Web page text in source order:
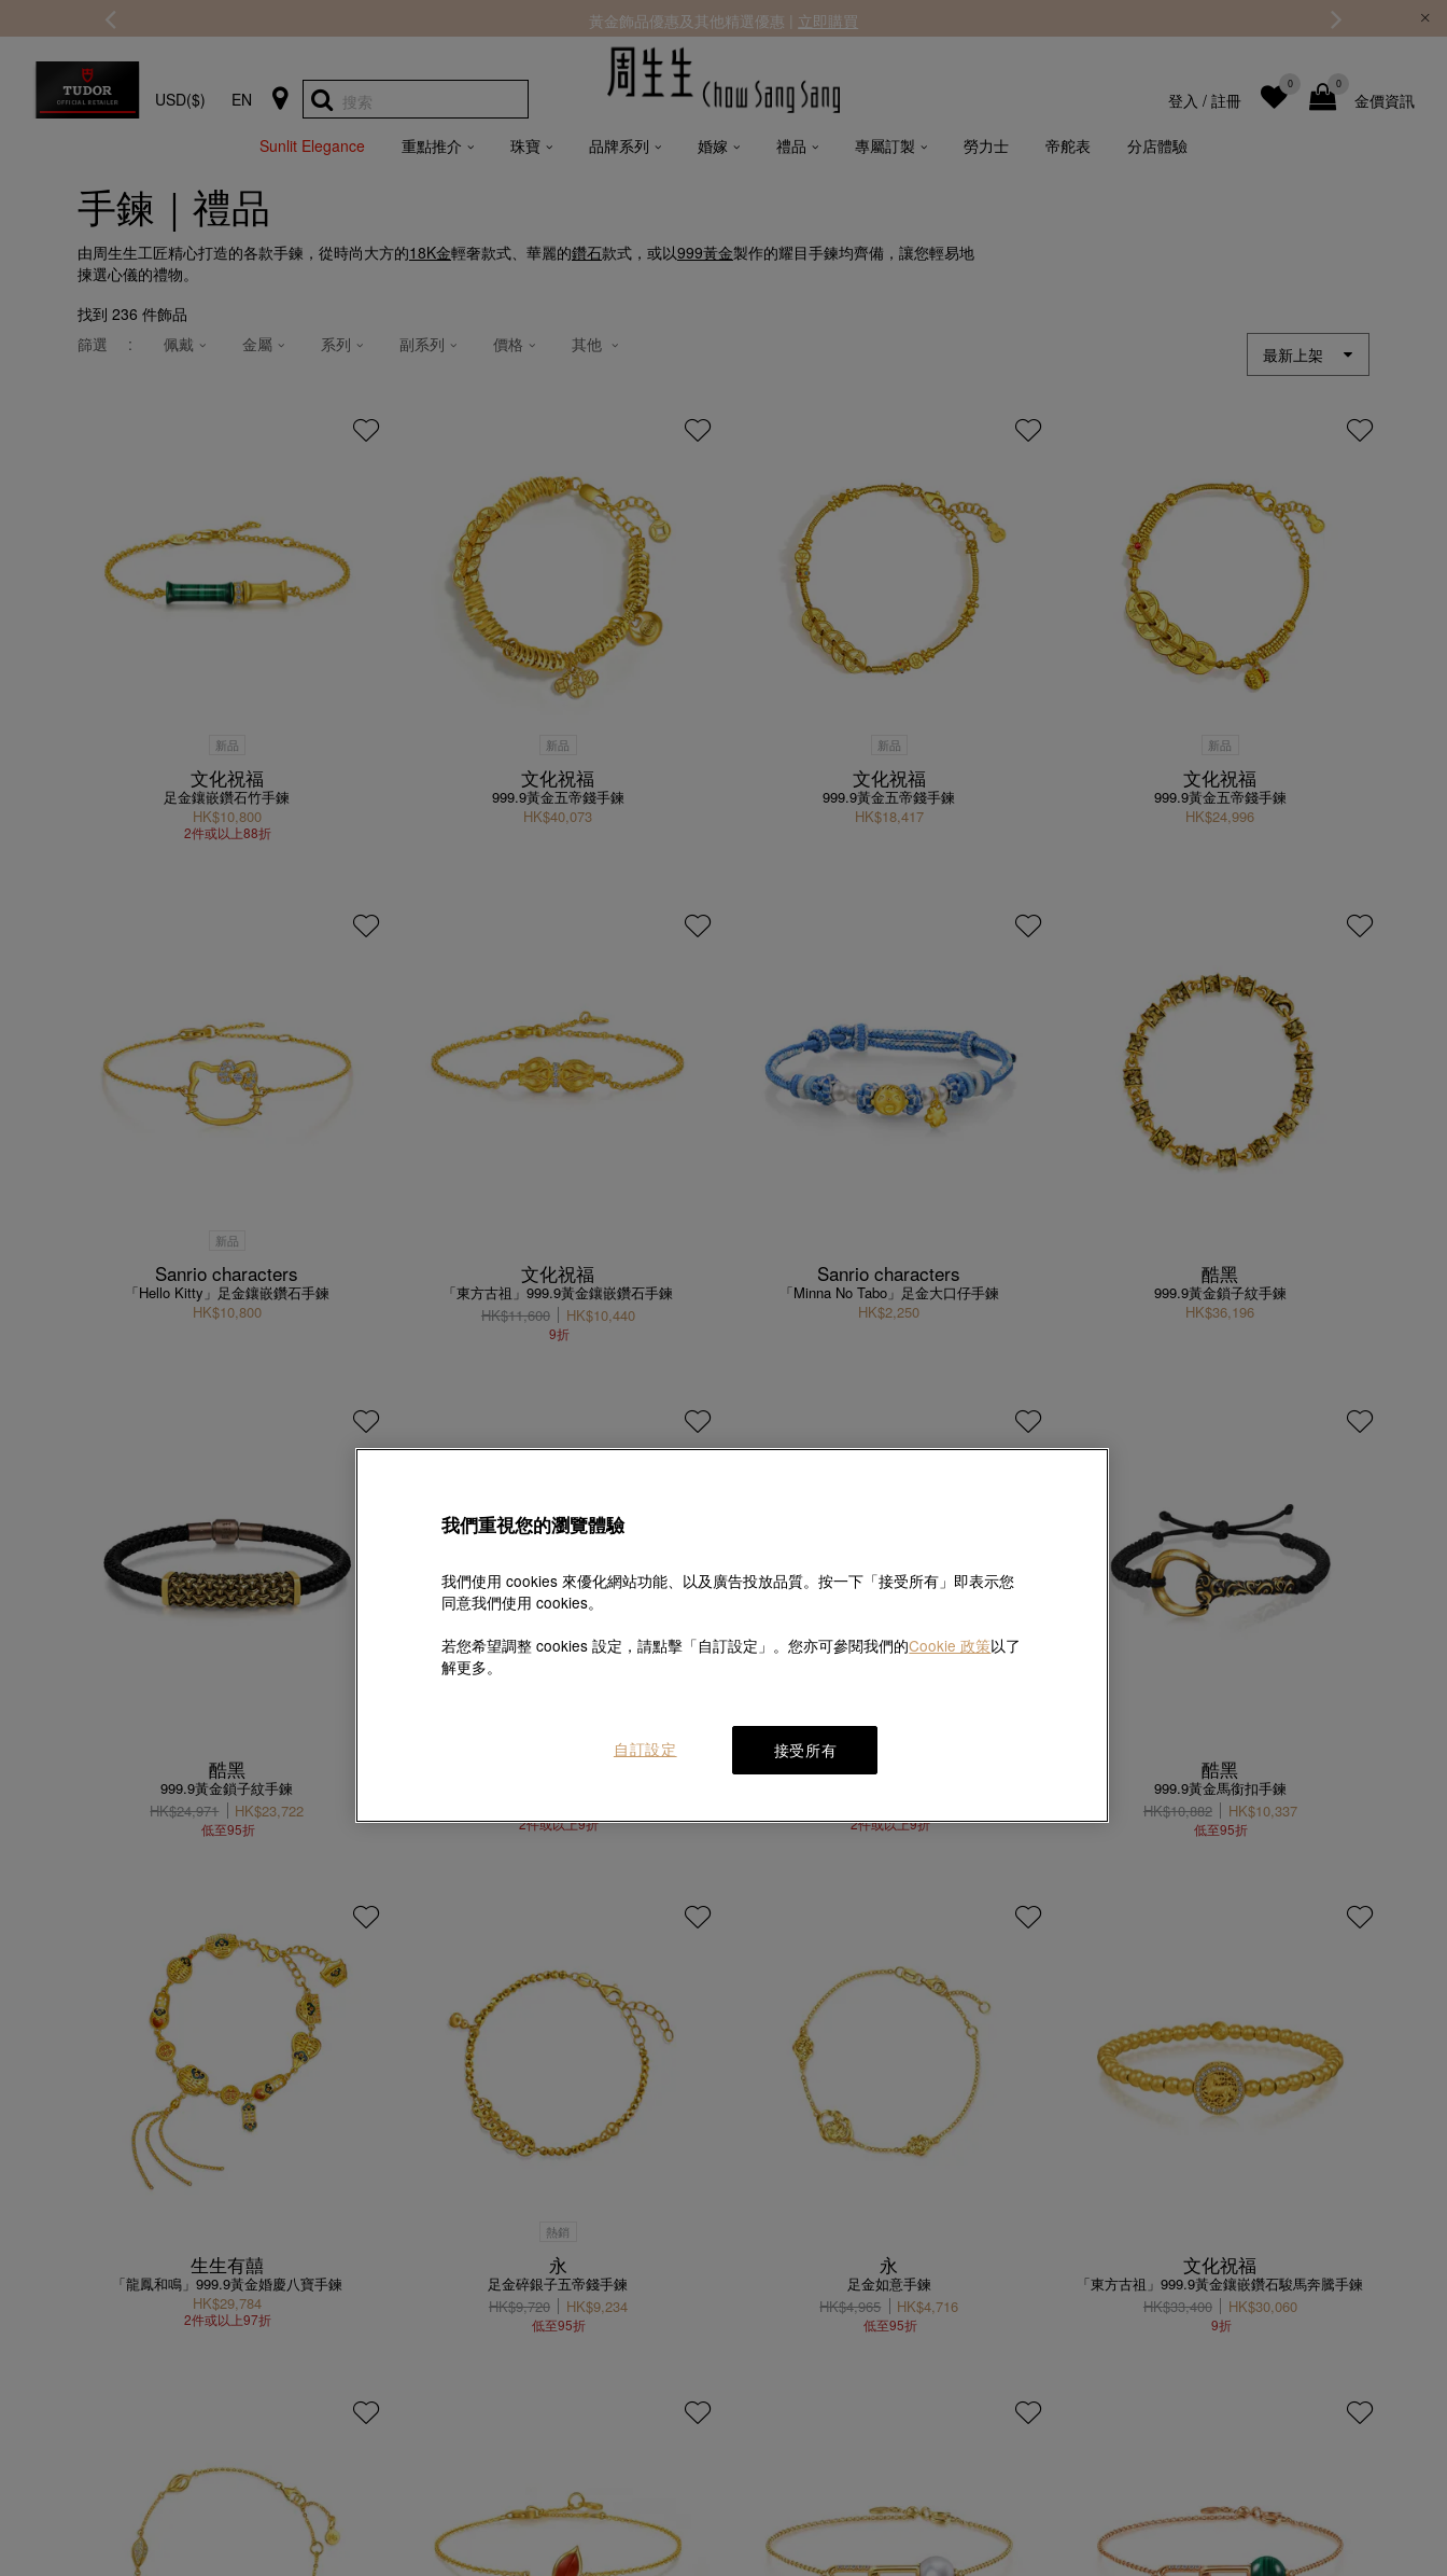
USD($) EN 搜索 金價資訊
0
0
登入 / 註冊
Sunlit Elegance 重點推介 珠寶 品牌系列 婚嫁 禮品 專屬訂製 勞力士 帝舵表 分店體驗
黃金飾品優惠及其他精選優惠 | 立即購買
手鍊｜禮品
由周生生工匠精心打造的各款手鍊，從時尚大方的18K金輕奢款式、華麗的鑽石款式，或以999黃金製作的耀目手鍊均齊備，讓您輕易地
揀選心儀的禮物。
找到 236 件飾品
篩選
: 佩戴 金屬 系列 副系列 價格 其他
新品
文化祝福
足金鑲嵌鑽石竹手鍊
HK$10,800
2件或以上88折
新品
文化祝福
999.9黃金五帝錢手鍊
HK$40,073
新品
文化祝福
999.9黃金五帝錢手鍊
HK$18,417
新品
文化祝福
999.9黃金五帝錢手鍊
HK$24,996
新品
Sanrio characters
「Hello Kitty」足金鑲嵌鑽石手鍊
HK$10,800
文化祝福
「東方古祖」999.9黃金鑲嵌鑽石手鍊
HK$11,600
HK$10,440
9折
Sanrio characters
「Minna No Tabo」足金大口仔手鍊
HK$2,250
酷黑
999.9黃金鎖子紋手鍊
HK$36,196
酷黑
999.9黃金鎖子紋手鍊
HK$24,971
HK$23,722
低至95折 2件或以上9折 2件或以上9折
酷黑
999.9黃金馬銜扣手鍊
HK$10,882
HK$10,337
低至95折
生生有囍
「龍鳳和鳴」999.9黃金婚慶八寶手鍊
HK$29,784
2件或以上97折
熱銷
永
足金碎銀子五帝錢手鍊
HK$9,720
HK$9,234
低至95折
永
足金如意手鍊
HK$4,965
HK$4,716
低至95折
文化祝福
「東方古祖」999.9黃金鑲嵌鑽石駿馬奔騰手鍊
HK$33,400
HK$30,060
9折
我們重視您的瀏覽體驗
我們使用 cookies 來優化網站功能、以及廣告投放品質。按一下「接受所有」即表示您
同意我們使用 cookies。
若您希望調整 cookies 設定，請點擊「自訂設定」。您亦可參閱我們的Cookie 政策以了
解更多。
接受所有
自訂設定